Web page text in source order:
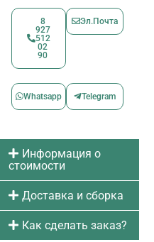
8
927
512
02
90
Эл.Почта
Whatsapp Telegram
Информация о
стоимости
Доставка и сборка
Как сделать заказ?